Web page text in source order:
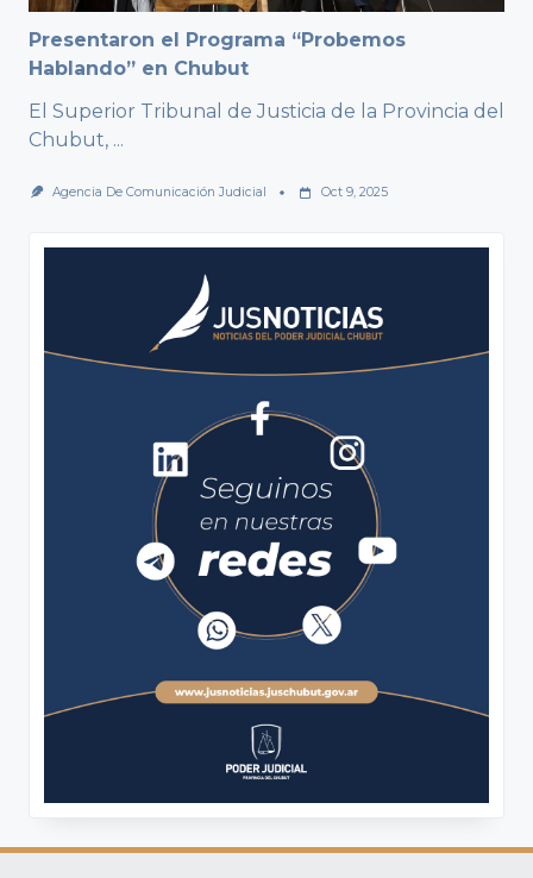
Presentaron el Programa “Probemos
Hablando” en Chubut
El Superior Tribunal de Justicia de la Provincia del
Chubut, ...
Agencia De Comunicación Judicial Oct 9, 2025